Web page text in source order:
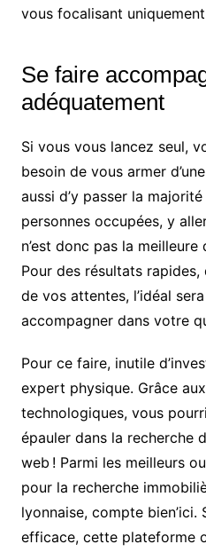
vous focalisant
Se faire
adéquatement
Si vous vous lancez seul,
besoin de vous armer
aussi d’y passer la
personnes occupées, y
n’est donc pas la
Pour des résultats
de vos attentes, l’idéal
accompagner dans votre
Pour ce faire, inutile
expert physique. Grâce
technologiques, vous
épauler dans la recherche
web ! Parmi les meilleurs
pour la recherche
lyonnaise, compte bien’ici.
efficace, cette plateforme